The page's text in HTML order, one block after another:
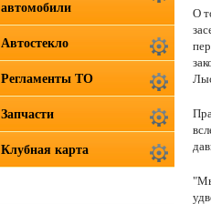
О
"Мы
автомобили
Автостекло
Регламенты ТО
Запчасти
Клубная карта